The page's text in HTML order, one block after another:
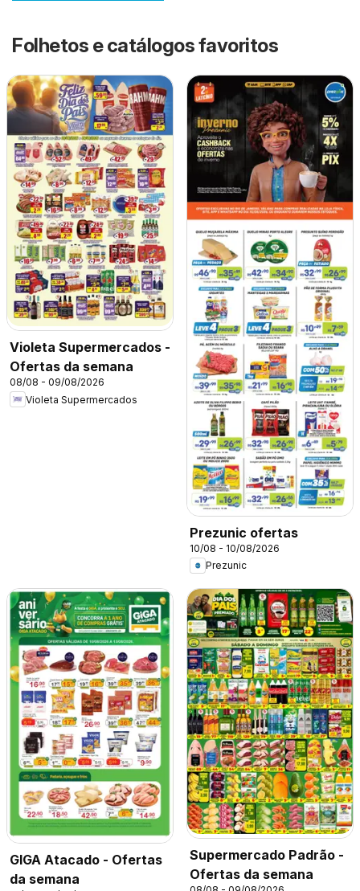
Folhetos e catálogos favoritos
Violeta Supermercados -
Ofertas da semana
08/08 - 09/08/2026
Violeta Supermercados
Prezunic ofertas
10/08 - 10/08/2026
Prezunic
GIGA Atacado - Ofertas
da semana
Supermercado Padrão -
Ofertas da semana